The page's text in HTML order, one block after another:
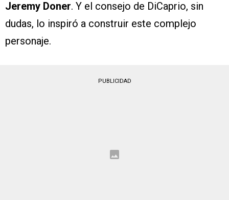
Jeremy Doner. Y el consejo de DiCaprio, sin
dudas, lo inspiró a construir este complejo
personaje.
PUBLICIDAD